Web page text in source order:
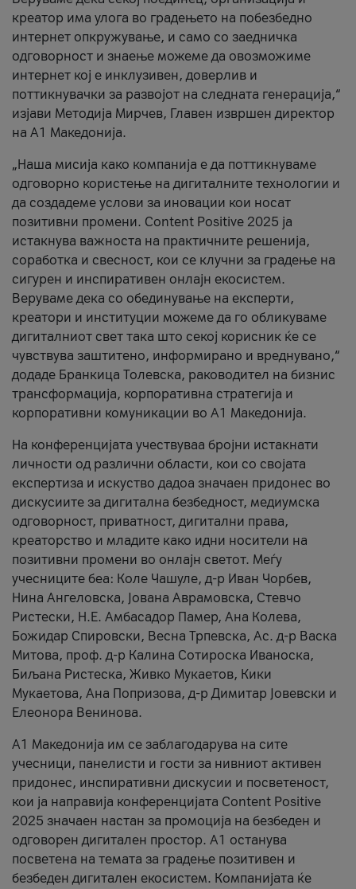
креатор има улога во градењето на побезбедно
интернет опкружување, и само со заедничка
одговорност и знаење можеме да овозможиме
интернет кој е инклузивен, доверлив и
поттикнувачки за развојот на следната генерација,“
изјави Методија Мирчев, Главен извршен директор
на А1 Македонија.
„Наша мисија како компанија е да поттикнуваме
одговорно користење на дигиталните технологии и
да создадеме услови за иновации кои носат
позитивни промени. Content Positive 2025 ја
истакнува важноста на практичните решенија,
соработка и свесност, кои се клучни за градење на
сигурен и инспиративен онлајн екосистем.
Веруваме дека со обединување на експерти,
креатори и институции можеме да го обликуваме
дигиталниот свет така што секој корисник ќе се
чувствува заштитено, информирано и вреднувано,“
додаде Бранкица Толевска, раководител на бизнис
трансформација, корпоративна стратегија и
корпоративни комуникации во А1 Македонија.
На конференцијата учествуваа бројни истакнати
личности од различни области, кои со својата
експертиза и искуство дадоа значаен придонес во
дискусиите за дигитална безбедност, медиумска
одговорност, приватност, дигитални права,
креаторство и младите како идни носители на
позитивни промени во онлајн светот. Меѓу
учесниците беа: Коле Чашуле, д-р Иван Чорбев,
Нина Ангеловска, Јована Аврамовска, Стевчо
Ристески, Н.Е. Амбасадор Памер, Ана Колева,
Божидар Спировски, Весна Трпевска, Ас. д-р Васка
Митова, проф. д-р Калина Сотироска Иваноска,
Биљана Ристеска, Живко Мукаетов, Кики
Мукаетова, Ана Попризова, д-р Димитар Јовевски и
Елеонора Венинова.
А1 Македонија им се заблагодарува на сите
учесници, панелисти и гости за нивниот активен
придонес, инспиративни дискусии и посветеност,
кои ја направија конференцијата Content Positive
2025 значаен настан за промоција на безбеден и
одговорен дигитален простор. А1 останува
посветена на темата за градење позитивен и
безбеден дигитален екосистем. Компанијата ќе